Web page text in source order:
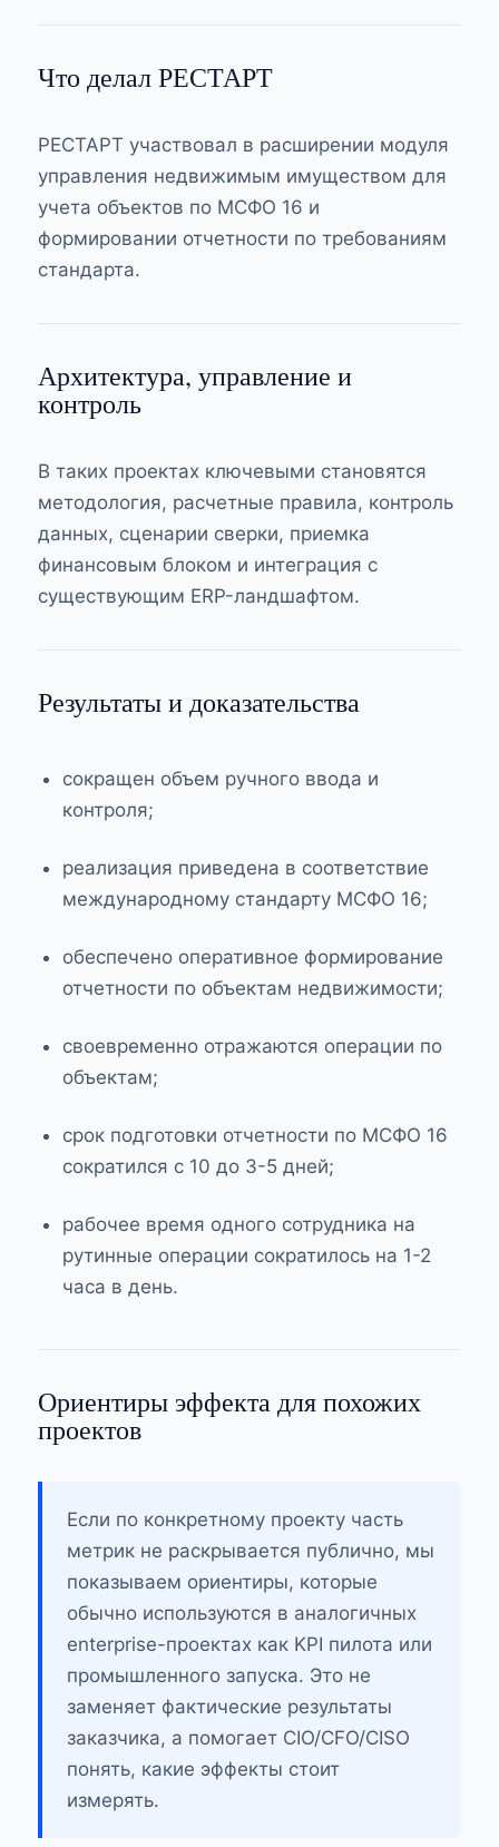
Что делал РЕСТАРТ
РЕСТАРТ участвовал в расширении модуля
управления недвижимым имуществом для
учета объектов по МСФО 16 и
формировании отчетности по требованиям
стандарта.
Архитектура, управление и
контроль
В таких проектах ключевыми становятся
методология, расчетные правила, контроль
данных, сценарии сверки, приемка
финансовым блоком и интеграция с
существующим ERP-ландшафтом.
Результаты и доказательства
сокращен объем ручного ввода и
контроля;
реализация приведена в соответствие
международному стандарту МСФО 16;
обеспечено оперативное формирование
отчетности по объектам недвижимости;
своевременно отражаются операции по
объектам;
срок подготовки отчетности по МСФО 16
сократился с 10 до 3-5 дней;
рабочее время одного сотрудника на
рутинные операции сократилось на 1-2
часа в день.
Ориентиры эффекта для похожих
проектов
Если по конкретному проекту часть
метрик не раскрывается публично, мы
показываем ориентиры, которые
обычно используются в аналогичных
enterprise-проектах как KPI пилота или
промышленного запуска. Это не
заменяет фактические результаты
заказчика, а помогает CIO/CFO/CISO
понять, какие эффекты стоит
измерять.